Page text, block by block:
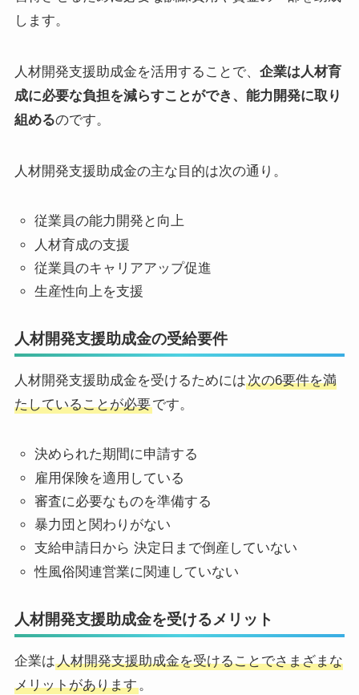
します。
人材開発支援助成金を活用することで、 企業は人材育
成に必要な負担を減らすことができ、能力開発に取り
組めるのです。
人材開発支援助成金の主な目的は次の通り。
従業員の能力開発と向上
人材育成の支援
従業員のキャリアアップ促進
生産性向上を支援
人材開発支援助成金の受給要件
人材開発支援助成金を受けるためには次の6要件を満
たしていることが必要です。
決められた期間に申請する
雇用保険を適用している
審査に必要なものを準備する
暴力団と関わりがない
支給申請日から 決定日まで倒産していない
性風俗関連営業に関連していない
人材開発支援助成金を受けるメリット
企業は人材開発支援助成金を受けることでさまざまな
メリットがあります。